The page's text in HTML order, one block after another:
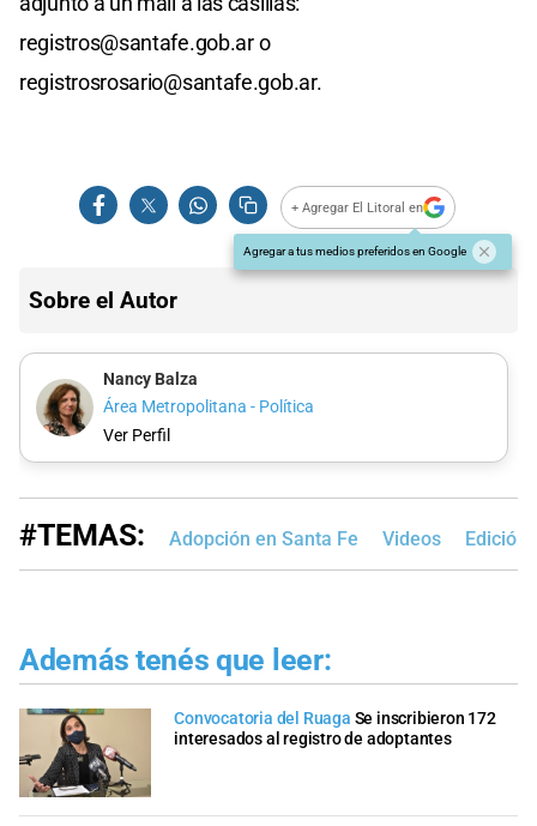
registros@santafe.gob.aro
registrosrosario@santafe.gob.ar.
+ Agregar El Litoral en
Agregar a tus medios preferidos en Google
Sobre el Autor
Nancy Balza
Área Metropolitana - Política
Ver Perfil
#TEMAS: Adopción en Santa Fe Videos Edición
Además tenés que leer:
Convocatoria del Ruaga Se inscribieron 172
interesados al registro de adoptantes